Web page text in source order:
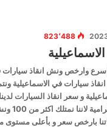
823٬488
وارخص ونش انقاذ سيارات
انقاذ سيارات في الاسماعيلية
و سعر انقاذ السيارات
بأي رسوم
بارخص سعر و بأعلى مستوى